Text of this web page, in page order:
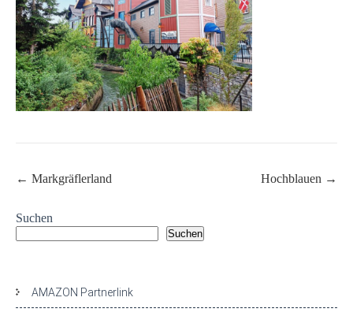
Post
← Markgräflerland Hochblauen →
Suchen
Suchen
AMAZON Partnerlink